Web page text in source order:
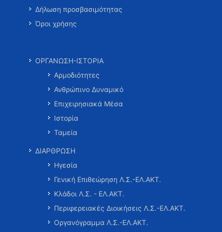
Δήλωση προσβασιμότητας
Όροι χρήσης
ΟΡΓΑΝΩΣΗ-ΙΣΤΟΡΙΑ
Αρμοδιότητες
Ανθρώπινο Δυναμικό
Επιχειρησιακά Μέσα
Ιστορία
Ταμεία
ΔΙΑΡΘΡΩΣΗ
Ηγεσία
Γενική Επιθεώρηση Λ.Σ.-ΕΛ.ΑΚΤ.
Κλάδοι Λ.Σ. - ΕΛ.ΑΚΤ.
Περιφερειακές Διοικήσεις Λ.Σ.-ΕΛ.ΑΚΤ.
Οργανόγραμμα Λ.Σ.-ΕΛ.ΑΚΤ.